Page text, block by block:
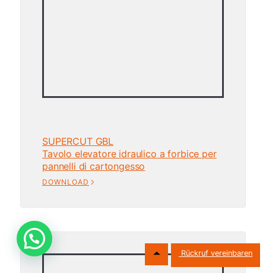
SUPERCUT GBL
Tavolo elevatore idraulico a forbice per
pannelli di cartongesso
DOWNLOAD
Rückruf vereinbaren